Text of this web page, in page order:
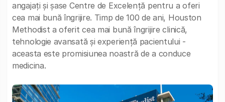
angajați și șase Centre de Excelență pentru a oferi
cea mai bună îngrijire. Timp de 100 de ani, Houston
Methodist a oferit cea mai bună îngrijire clinică,
tehnologie avansată și experiență pacientului -
aceasta este promisiunea noastră de a conduce
medicina.